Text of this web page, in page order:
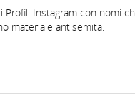
Profili Instagram con nomi
materiale antisemita.